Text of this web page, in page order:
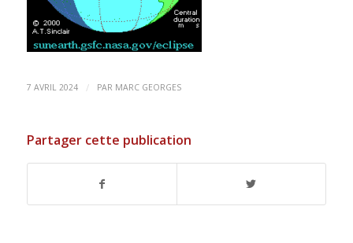
7 AVRIL 2024 / PAR MARC GEORGES
Partager cette publication